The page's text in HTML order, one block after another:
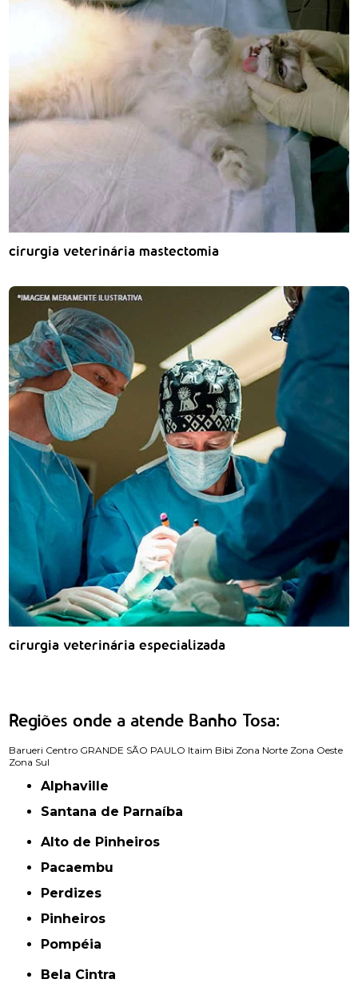
cirurgia veterinária mastectomia
cirurgia veterinária especializada
Regiões onde a atende Banho Tosa:
Barueri Centro GRANDE SÃO PAULO Itaim Bibi Zona Norte Zona Oeste
Zona Sul
Alphaville
Santana de Parnaíba
Alto de Pinheiros
Pacaembu
Perdizes
Pinheiros
Pompéia
Bela Cintra